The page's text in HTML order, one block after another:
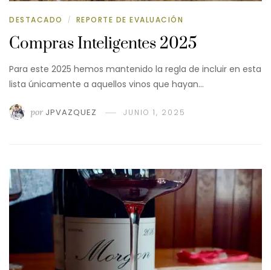
DESTACADO / REPORTE DE EVALUACIÓN
Compras Inteligentes 2025
Para este 2025 hemos mantenido la regla de incluir en esta
lista únicamente a aquellos vinos que hayan…
por JPVAZQUEZ JUNIO 1, 2025